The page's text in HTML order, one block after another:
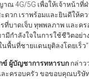
ณ 4G/5G เพื่อให้เจ้าหน้าที่
ดวก เราพร้อมและยินดีให้ค
รที่บาดเจ็บ ทุพพลภาพ และค
มีกำลังใจในการใช้ชีวิตอย่า
พื้นที่ชายแดนยุติลงโดยเร็ว”
ข์ ผู้บัญชาการทหารบกกล่าว
ะครอบครัว ขอขอบคุณบริษัท